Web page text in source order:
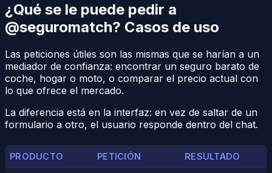
¿Qué se le puede pedir a
@seguromatch? Casos de uso
Las peticiones útiles son las mismas que se harían a un
mediador de confianza: encontrar un seguro barato de
coche, hogar o moto, o comparar el precio actual con
lo que ofrece el mercado.
La diferencia está en la interfaz: en vez de saltar de un
formulario a otro, el usuario responde dentro del chat.
PRODUCTO PETICIÓN RESULTADO